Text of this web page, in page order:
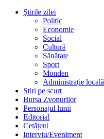
Știrile zilei
Politic
Economie
Social
Cultură
Sănătate
Sport
Monden
Administrație locală
Stiri pe scurt
Bursa Zvonurilor
Personajul lunii
Editorial
Cetățeni
Interviu/Eveniment